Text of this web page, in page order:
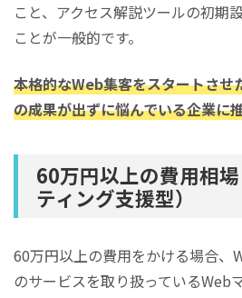
こと、アクセス解説ツールの初期
ことが一般的です。
本格的なWeb集客をスタートさせ
の成果が出ずに悩んでいる企業に
60万円以上の費用相
ティング支援型）
60万円以上の費用をかける場合、
のサービスを取り扱っているWeb